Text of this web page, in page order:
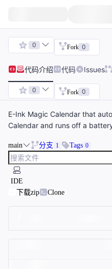
0 Fork 0
代码介绍 代码 Issues
0 Fork 0
E-Ink Magic Calendar that
Calendar and runs off a
main 分支 1 Tags 0
IDE
下载zip
Clone